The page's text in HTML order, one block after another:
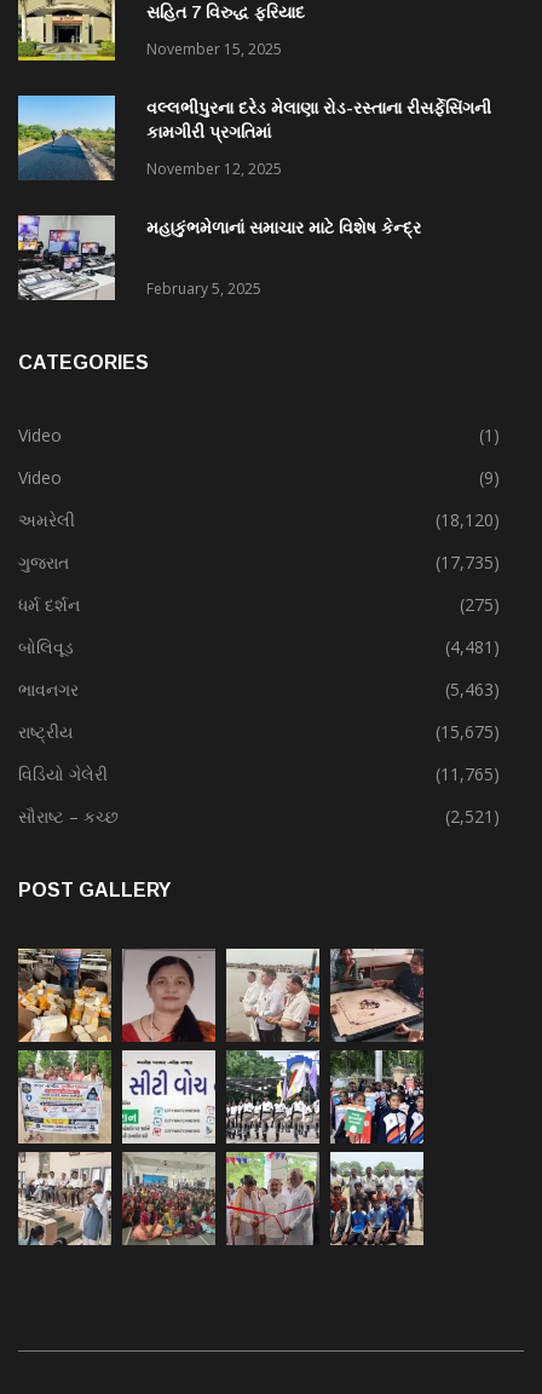
સહિત 7 વિરુદ્ધ ફરિયાદ
November 15, 2025
વલ્લભીપુરના દરેડ મેલાણા રોડ-રસ્તાના રીસર્ફેસિંગની
કામગીરી પ્રગતિમાં
November 12, 2025
મહાકુંભમેળાનાં સમાચાર માટે વિશેષ કેન્દ્ર
February 5, 2025
CATEGORIES
Video
(1)
Video
(9)
અમરેલી
(18,120)
ગુજરાત
(17,735)
ધર્મ દર્શન
(275)
બોલિવૂડ
(4,481)
ભાવનગર
(5,463)
રાષ્ટ્રીય
(15,675)
વિડિયો ગેલેરી
(11,765)
સૌરાષ્ટ – કચ્છ
(2,521)
POST GALLERY